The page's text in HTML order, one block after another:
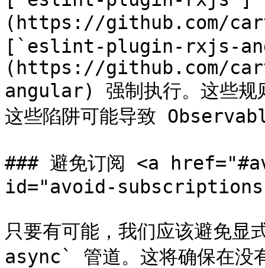
(https://github.com/
[`eslint-plugin-rxjs-
(https://github.com/
angular) 强制执行。这些规
这些陷阱可能导致
### 避免订阅 <a
id="avoid-
只要有可能，我们应该避免
async` 管道。这将确保在没